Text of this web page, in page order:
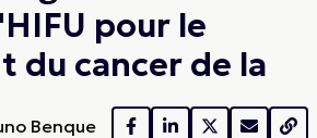
pour le
du cancer de la
Benque